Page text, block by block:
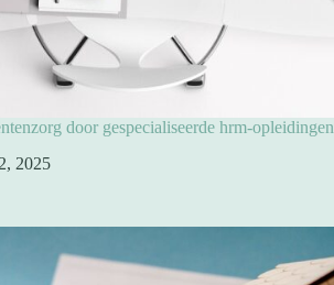
door gespecialiseerde hrm-opleidingen
2025